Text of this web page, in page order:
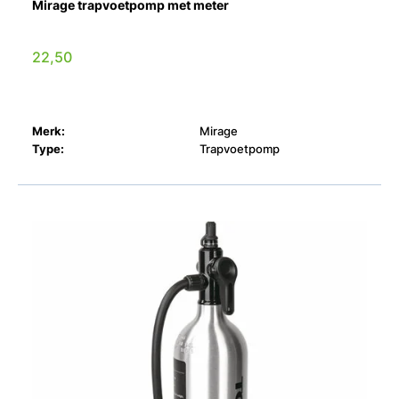
Mirage trapvoetpomp met meter
22,50
Merk:
Mirage
Type:
Trapvoetpomp